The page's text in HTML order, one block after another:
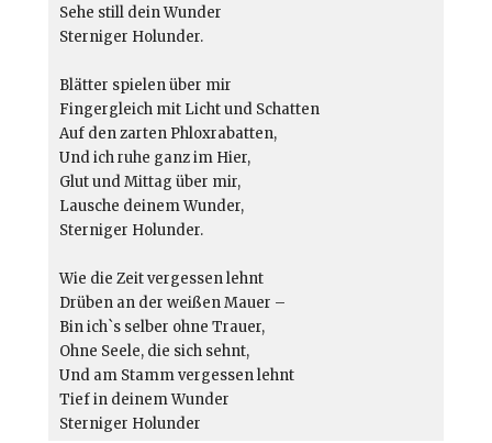
Sehe still dein Wunder
Sterniger Holunder.
Blätter spielen über mir
Fingergleich mit Licht und Schatten
Auf den zarten Phloxrabatten,
Und ich ruhe ganz im Hier,
Glut und Mittag über mir,
Lausche deinem Wunder,
Sterniger Holunder.
Wie die Zeit vergessen lehnt
Drüben an der weißen Mauer –
Bin ich`s selber ohne Trauer,
Ohne Seele, die sich sehnt,
Und am Stamm vergessen lehnt
Tief in deinem Wunder
Sterniger Holunder